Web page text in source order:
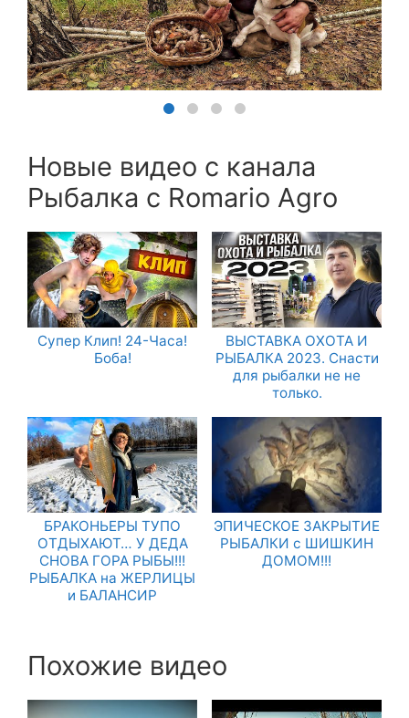
Новые видео с канала
Рыбалка с Romario Agro
Супер Клип! 24-Часа!
Боба!
ВЫСТАВКА ОХОТА И
РЫБАЛКА 2023. Снасти
для рыбалки не не
только.
БРАКОНЬЕРЫ ТУПО
ОТДЫХАЮТ… У ДЕДА
СНОВА ГОРА РЫБЫ!!!
РЫБАЛКА на ЖЕРЛИЦЫ
и БАЛАНСИР
ЭПИЧЕСКОЕ ЗАКРЫТИЕ
РЫБАЛКИ с ШИШКИН
ДОМОМ!!!
Похожие видео